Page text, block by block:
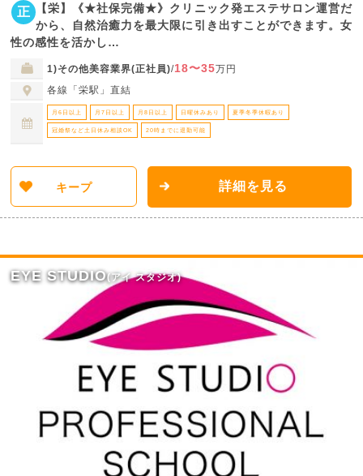
正
【栄】《★社保完備★》クリニック発エステサロン運営だ
から、自然治癒力を最大限に引き出すことができます。女
性の感性を活かし…
1)その他美容業界(正社員)/18〜35万円
各線「栄駅」直結
月6日以上 月7日以上 月8日以上 日曜休みあり 夏季冬季休暇あり
冠婚祭など土日休み相談OK 20時までに退勤可能
キープ 詳細を見る
EYE STUDIO(アイ スタジオ)